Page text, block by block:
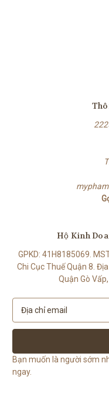
Hộ Kinh
GPKD: 41H8185069.
Chi Cục Thuế Quận 8.
Quận Gò
a
l
A
d
Bạn muốn là người sớm
ngay.